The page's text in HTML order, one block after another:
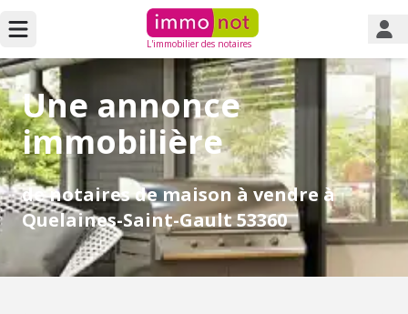
L'immobilier des notaires
Une annonce
immobilière
de notaires de maison à vendre à
Quelaines-Saint-Gault 53360